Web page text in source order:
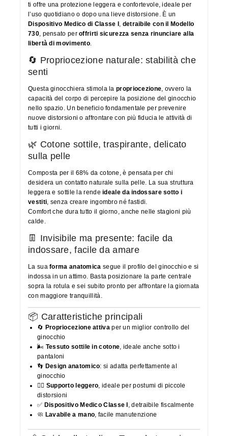
ti offre una protezione leggera e confortevole, ideale per
l’uso quotidiano o dopo una lieve distorsione. È un
Dispositivo Medico di Classe I detraibile con il Modello
730, pensato peroffrirti sicurezza senza rinunciare alla
libertà di movimento
🔄 Propriocezione naturale: stabilità che
senti
Questa ginocchiera stimola la propriocezione , ovvero la
capacità del corpo di percepire la posizione del ginocchio
nello spazio. Un beneficio fondamentale per prevenire
nuove distorsioni o affrontare con più fiducia le attività di
tutti i giorni.
🌿 Cotone sottile, traspirante, delicato
sulla pelle
Composta per il 68% da cotone, è pensata per chi
desidera un contatto naturale sulla pelle. La sua struttura
leggera e sottile la rendeideale da indossare sotto i
vestiti , senza creare ingombro né fastidi.
Comfort che dura tutto il giorno, anche nelle stagioni più
calde.
👖 Invisibile ma presente: facile da
indossare, facile da amare
La suaforma anatomica segue il profilo del ginocchio e si
indossa in un attimo. Basta posizionare la parte centrale
sopra la rotula e sei subito pronto per affrontare la giornata
con maggiore tranquillità.
📦 Caratteristiche principali
🔄 Propriocezione attiva per un miglior controllo del
ginocchio
🌬️ Tessuto sottile in cotone , ideale anche sotto i
pantaloni
👣 Design anatomico: si adatta perfettamente al
ginocchio
🧘‍♂️ Supporto leggero , ideale per postumi di piccole
distorsioni
✅ Dispositivo Medico Classe I , detraibile fiscalmente
🧼 Lavabile a mano , facile manutenzione